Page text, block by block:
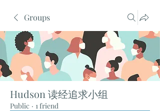
Groups
Hudson 读经追求小组
Public · 1 friend